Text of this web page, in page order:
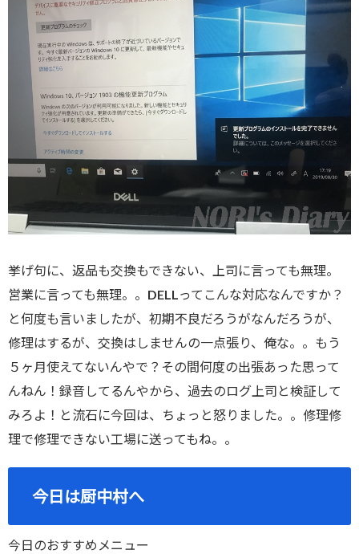
挙げ句に、返品も交換もできない、上司に言っても無理。
営業に言っても無理。。DELLってこんな対応なんですか？
と何度も言いましたが、初期不良だろうがなんだろうが、
修理はするが、交換はしませんの一点張り、俺な。。もう
５ヶ月使えてないんやで？その間何度の出張あった思って
んねん！録音してるんやから、過去のログ上司と検証して
みろよ！と流石に今回は、ちょっと怒りました。。修理修
理で修理できない工場に送ってもね。。
今日は厨中村へ
今日のおすすめメニュー